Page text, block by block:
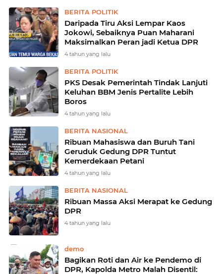
BERITA POLITIK
Daripada Tiru Aksi Lempar Kaos
Jokowi, Sebaiknya Puan Maharani
Maksimalkan Peran jadi Ketua DPR
4 tahun yang lalu
BERITA POLITIK
PKS Desak Pemerintah Tindak Lanjuti
Keluhan BBM Jenis Pertalite Lebih
Boros
4 tahun yang lalu
BERITA NASIONAL
Ribuan Mahasiswa dan Buruh Tani
Geruduk Gedung DPR Tuntut
Kemerdekaan Petani
4 tahun yang lalu
BERITA NASIONAL
Ribuan Massa Aksi Merapat ke Gedung
DPR
4 tahun yang lalu
demo
Bagikan Roti dan Air ke Pendemo di
DPR, Kapolda Metro Malah Disentil: